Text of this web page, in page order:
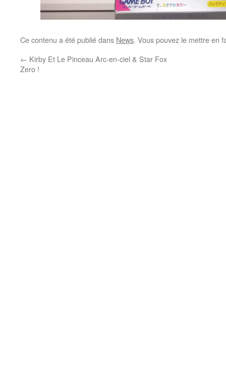
Ce contenu a été publié dans News. Vous pouvez le mettre en
← Kirby Et Le Pinceau Arc-en-ciel & Star Fox
Zero !